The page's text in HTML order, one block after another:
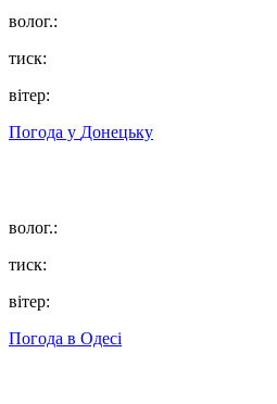
волог.:
тиск:
вітер:
Погода у Донецьку
волог.:
тиск:
вітер:
Погода в Одесі